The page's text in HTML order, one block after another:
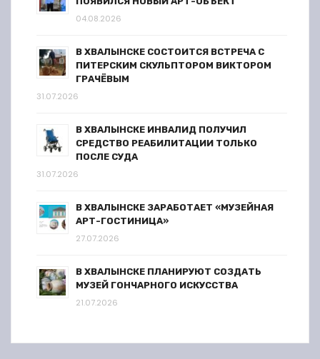
04.08.2026
В ХВАЛЫНСКЕ СОСТОИТСЯ ВСТРЕЧА С
ПИТЕРСКИМ СКУЛЬПТОРОМ ВИКТОРОМ
ГРАЧЁВЫМ
31.07.2026
В ХВАЛЫНСКЕ ИНВАЛИД ПОЛУЧИЛ
СРЕДСТВО РЕАБИЛИТАЦИИ ТОЛЬКО
ПОСЛЕ СУДА
31.07.2026
В ХВАЛЫНСКЕ ЗАРАБОТАЕТ «МУЗЕЙНАЯ
АРТ-ГОСТИНИЦА»
27.07.2026
В ХВАЛЫНСКЕ ПЛАНИРУЮТ СОЗДАТЬ
МУЗЕЙ ГОНЧАРНОГО ИСКУССТВА
21.07.2026